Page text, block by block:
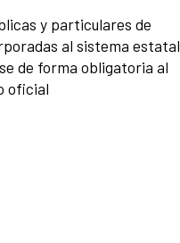
y particulares de
al sistema estatal
de forma obligatoria al
oficial